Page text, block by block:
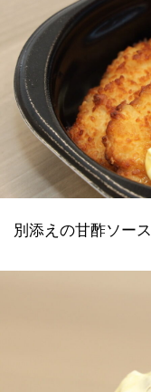
別添えの甘酢ソー